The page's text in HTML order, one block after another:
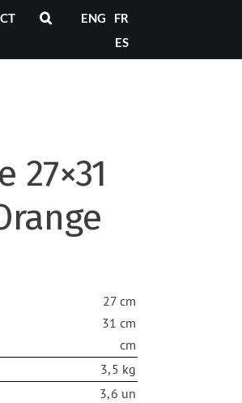
ENG
FR
ES
27 cm
31 cm
cm
3,5 kg
3,6 un